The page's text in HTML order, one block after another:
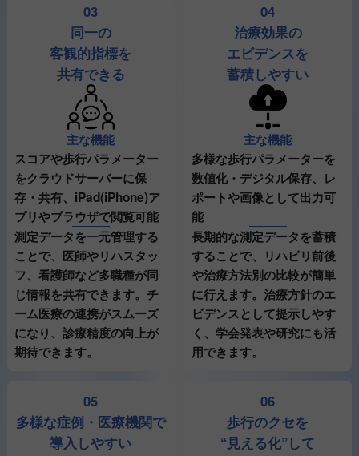
03
同一の
客観的指標を
共有できる
主な機能
スコアや歩行パラメーター
をクラウドサーバーに保
存・共有、iPad(iPhone)ア
プリやブラウザで閲覧可能
測定データを一元管理する
ことで、医師やリハスタッ
フ、看護師など多職種が同
じ情報を共有できます。チ
ーム医療の連携がスムーズ
になり、診療精度の向上が
期待できます。
04
治療効果の
エビデンスを
蓄積しやすい
主な機能
多様な歩行パラメーターを
数値化・デジタル保存、レ
ポートや画像として出力可
能
長期的な測定データを蓄積
することで、リハビリ前後
や治療方法別の比較が簡単
に行えます。治療方針のエ
ビデンスとして提示しやす
く、学会発表や研究にも活
用できます。
05
多様な症例・医療機関で
導入しやすい
06
歩行のクセを
“見える化”して